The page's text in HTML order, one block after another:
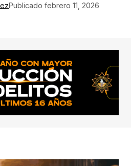
Publicado febrero 11, 2026